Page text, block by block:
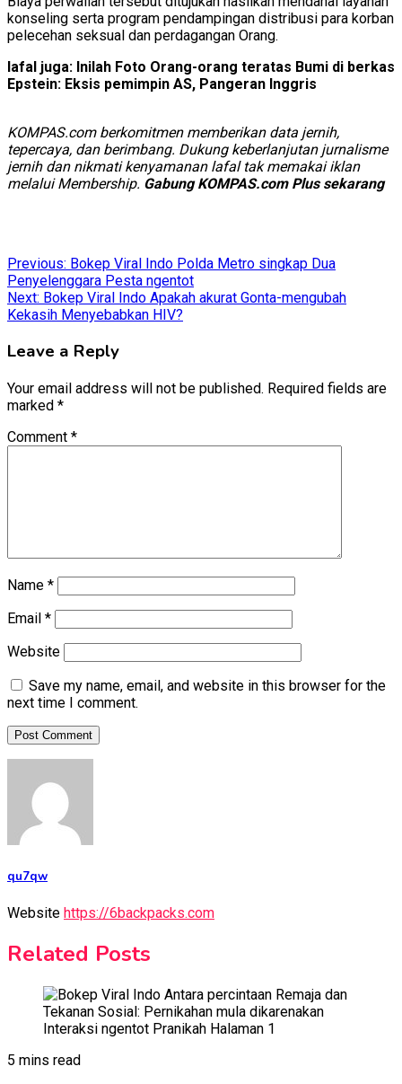
konseling serta program pendampingan distribusi para korban
pelecehan seksual dan perdagangan Orang.
lafal juga: Inilah Foto Orang-orang teratas Bumi di berkas
Epstein: Eksis pemimpin AS, Pangeran Inggris
KOMPAS.com berkomitmen memberikan data jernih,
tepercaya, dan berimbang. Dukung keberlanjutan jurnalisme
jernih dan nikmati kenyamanan lafal tak memakai iklan
melalui Membership. Gabung KOMPAS.com Plus sekarang
Post
navigation
Previous: Bokep Viral Indo Polda Metro singkap Dua
Penyelenggara Pesta ngentot
Next: Bokep Viral Indo Apakah akurat Gonta-mengubah
Kekasih Menyebabkan HIV?
Leave a Reply
Your email address will not be published. Required fields are
marked *
Comment *
Name *
Email *
Website
Save my name, email, and website in this browser for the
next time I comment.
qu7qw
Website https://6backpacks.com
Related Posts
5 mins read